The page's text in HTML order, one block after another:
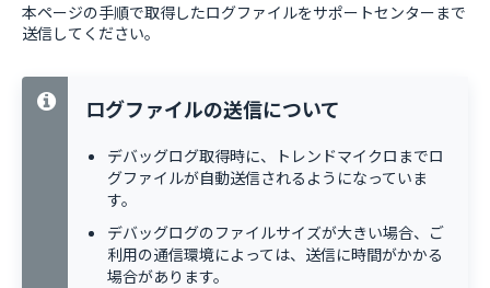
本ページの手順で取得したログファイルをサポートセンターまで
送信してください。
ログファイルの送信について
デバッグログ取得時に、トレンドマイクロまでロ
グファイルが自動送信されるようになっていま
す。
デバッグログのファイルサイズが大きい場合、ご
利用の通信環境によっては、送信に時間がかかる
場合があります。